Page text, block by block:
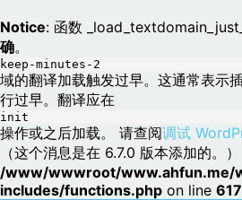
Notice: 函数
确。
keep-minutes-2
域的翻译加载触发过早。这通常表示
行过早。翻译应在
init
操作或之后加载。 请查阅调试
（这个消息是在 6.7.0 版本添加的。
/www/wwwroot/www.ahfun.me/
includes/functions.php on line